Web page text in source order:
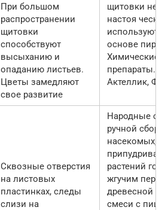
При большом
распространении
щитовки
способствуют
высыханию и
опаданию листьев.
Цветы замедляют
свое развитие
щитовки не
настоя
используют
основе
Химические
препараты.
Актеллик,
Сквозные отверстия
на листовых
пластинках, следы
слизи на
Народные
ручной сбор
насекомых,
растений
жгучим
древесной
смеси с